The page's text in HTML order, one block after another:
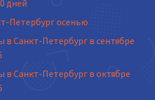
дней
Петербург осенью
в Санкт-Петербург в сентябре
в Санкт-Петербург в октябре